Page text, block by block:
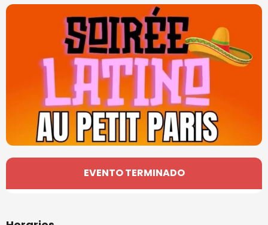
Horarios y datos de contacto
EVENTO TERMINADO